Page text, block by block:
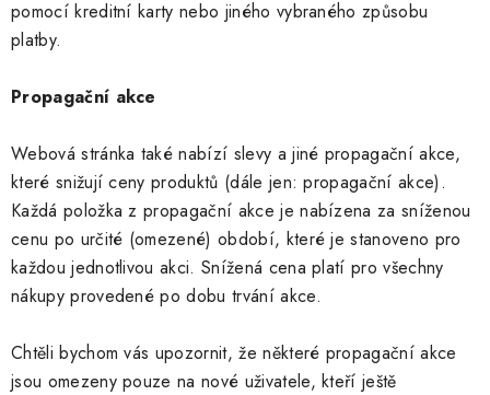
pomocí kreditní karty nebo jiného vybraného způsobu
platby.
Propagační akce
Webová stránka také nabízí slevy a jiné propagační akce,
které snižují ceny produktů (dále jen: propagační akce).
Každá položka z propagační akce je nabízena za sníženou
cenu po určité (omezené) období, které je stanoveno pro
každou jednotlivou akci. Snížená cena platí pro všechny
nákupy provedené po dobu trvání akce.
Chtěli bychom vás upozornit, že některé propagační akce
jsou omezeny pouze na nové uživatele, kteří ještě